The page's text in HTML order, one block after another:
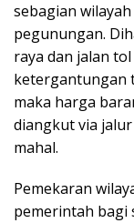
sebagian
pegunungan.
raya dan jalan
ketergantungan
maka harga
diangkut via
mahal.
Pemekaran
pemerintah bagi